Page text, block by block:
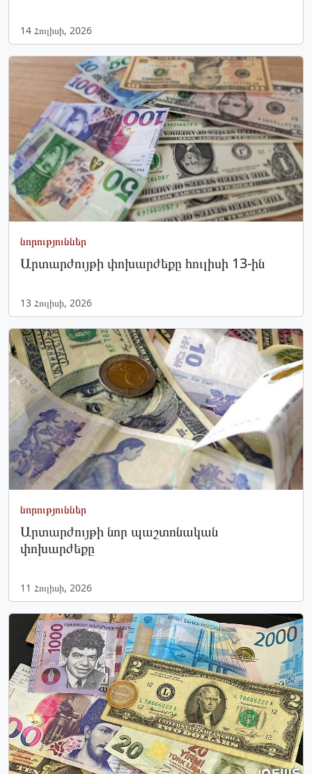
14 Հուլիսի, 2026
նորություններ
Արտարժույթի փոխարժեքը հուլիսի 13-ին
13 Հուլիսի, 2026
նորություններ
Արտարժույթի նոր պաշտոնական
փոխարժեքը
11 Հուլիսի, 2026